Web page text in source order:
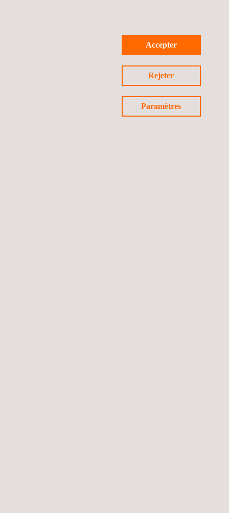
Accepter
Rejeter
Paramètres